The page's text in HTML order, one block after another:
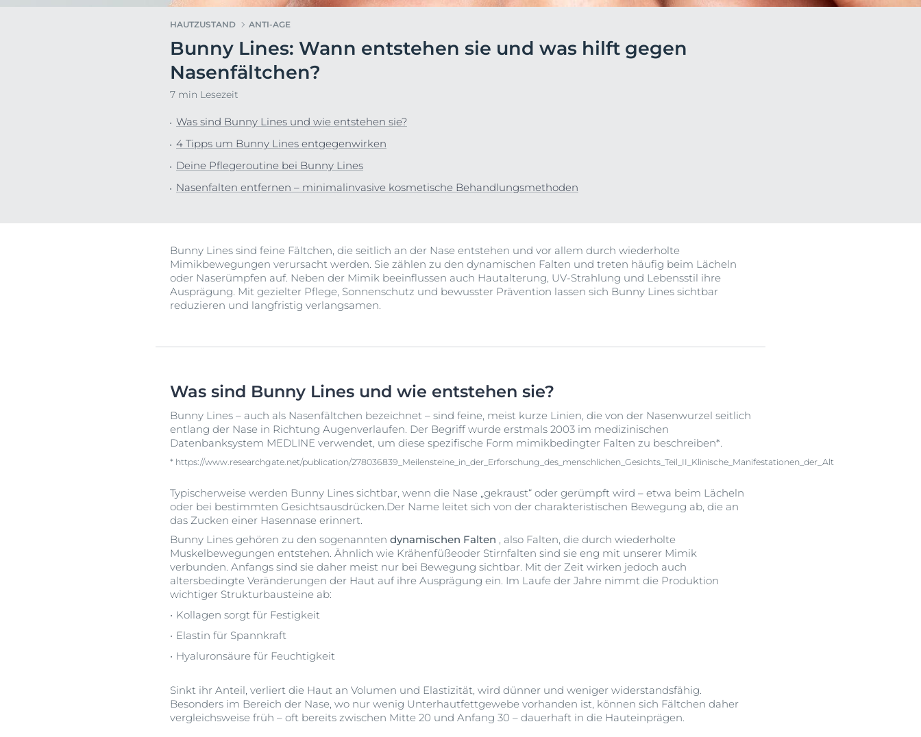
Hyperpigmentierung
Rötungen im Gesicht
Schwitzen
Unreine Haut
Sonnenpflege
Hyaluron-Filler - Alle
Produkte
Hyperpigmentierung
Dein Go-To für #SkincareRealtalk!
Eucerin® @ Instagram
HAUTZUSTAND ANTI-AGE
Bunny Lines: Wann entstehen sie und was hilft gegen
Nasenfältchen?
7 min Lesezeit
Was sind Bunny Lines und wie entstehen sie?
4 Tipps um Bunny Lines entgegenwirken
Deine Pflegeroutine bei Bunny Lines
Nasenfalten entfernen – minimalinvasive kosmetische Behandlungsmethoden
Bunny Lines sind feine Fältchen, die seitlich an der Nase entstehen und vor allem durch wiederholte
Mimikbewegungen verursacht werden. Sie zählen zu den dynamischen Falten und treten häufig beim Lächeln
oder Naserümpfen auf. Neben der Mimik beeinflussen auch Hautalterung, UV-Strahlung und Lebensstil ihre
Ausprägung. Mit gezielter Pflege, Sonnenschutz und bewusster Prävention lassen sich Bunny Lines sichtbar
reduzieren und langfristig verlangsamen.
Was sind Bunny Lines und wie entstehen sie?
Bunny Lines – auch als Nasenfältchen bezeichnet – sind feine, meist kurze Linien, die von der Nasenwurzel seitlich
entlang der Nase in Richtung Augenverlaufen. Der Begriff wurde erstmals 2003 im medizinischen
Datenbanksystem MEDLINE verwendet, um diese spezifische Form mimikbedingter Falten zu beschreiben*.
* https://www.researchgate.net/publication/278036839_Meilensteine_in_der_Erforschung_des_menschlichen_Gesichts_Teil_II_Klinische_Manifestationen_der_Alt
Typischerweise werden Bunny Lines sichtbar, wenn die Nase „gekraust“ oder gerümpft wird – etwa beim Lächeln
oder bei bestimmten Gesichtsausdrücken.Der Name leitet sich von der charakteristischen Bewegung ab, die an
das Zucken einer Hasennase erinnert.
Bunny Lines gehören zu den sogenannten dynamischen Falten , also Falten, die durch wiederholte
Muskelbewegungen entstehen. Ähnlich wie Krähenfüßeoder Stirnfalten sind sie eng mit unserer Mimik
verbunden. Anfangs sind sie daher meist nur bei Bewegung sichtbar. Mit der Zeit wirken jedoch auch
altersbedingte Veränderungen der Haut auf ihre Ausprägung ein. Im Laufe der Jahre nimmt die Produktion
wichtiger Strukturbausteine ab:
Kollagen sorgt für Festigkeit
Elastin für Spannkraft
Hyaluronsäure für Feuchtigkeit
Sinkt ihr Anteil, verliert die Haut an Volumen und Elastizität, wird dünner und weniger widerstandsfähig.
Besonders im Bereich der Nase, wo nur wenig Unterhautfettgewebe vorhanden ist, können sich Fältchen daher
vergleichsweise früh – oft bereits zwischen Mitte 20 und Anfang 30 – dauerhaft in die Hauteinprägen.